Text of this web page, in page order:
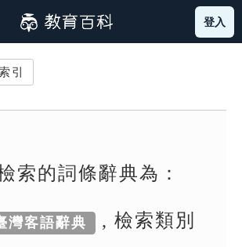
登入
引
索的詞條辭典為：
灣客語辭典 , 檢索類別